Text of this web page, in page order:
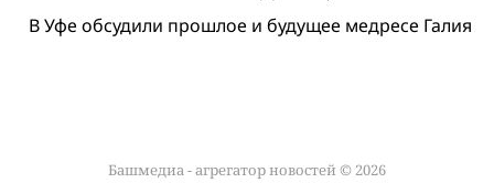
В Уфе обсудили прошлое и будущее медресе Галия
Башмедиа - агрегатор новостей © 2026